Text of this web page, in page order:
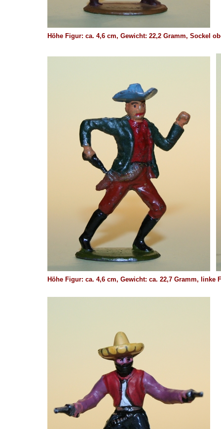
Höhe Figur: ca. 4,6 cm, Gewicht: 22,2 Gramm, Sockel
Höhe Figur: ca. 4,6 cm, Gewicht: ca. 22,7 Gramm,